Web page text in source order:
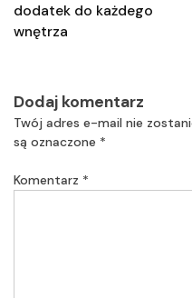
dodatek do każdego
wnętrza
Dodaj komentarz
Twój adres e-mail nie
są oznaczone *
Komentarz *